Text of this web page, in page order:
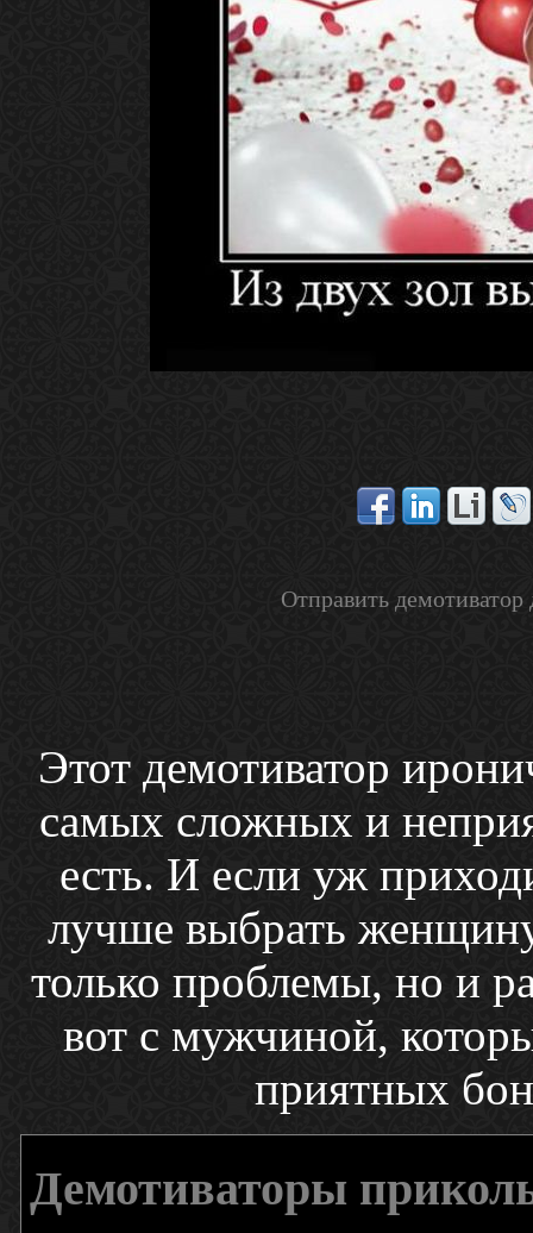
Отправить
Этот демотиватор
самых сложных и
есть. И если уж
лучше выбрать
только проблемы, но и
вот с мужчиной,
приятных
Демотиваторы